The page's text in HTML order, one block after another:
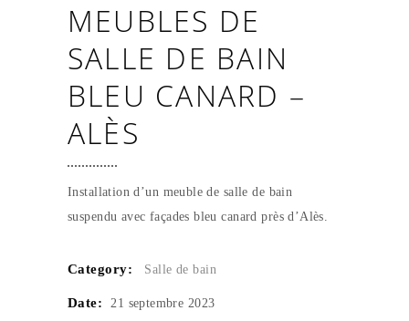
MEUBLES DE
SALLE DE BAIN
BLEU CANARD –
ALÈS
Installation d’un meuble de salle de bain
suspendu avec façades bleu canard près d’Alès.
Category: Salle de bain
Date: 21 septembre 2023